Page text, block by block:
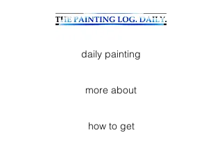
daily painting
more about
how to get